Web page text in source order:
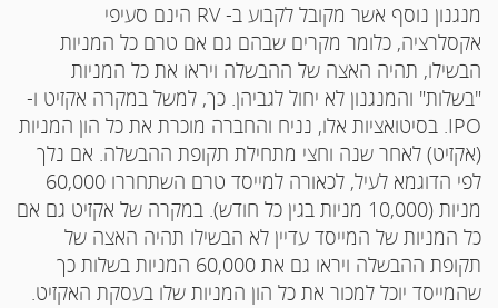
מנגנון נוסף אשר מקובל לקבוע ב- RV הינם סעיפי
אקסלרציה, כלומר מקרים שבהם גם אם טרם כל המניות
הבשילו, תהיה האצה של ההבשלה ויראו את כל המניות
"בשלות" והמנגנון לא יחול לגביהן. כך, למשל במקרה אקזיט ו-
IPO. בסיטואציות אלו, נניח והחברה מוכרת את כל הון המניות
(אקזיט) לאחר שנה וחצי מתחילת תקופת ההבשלה. אם נלך
לפי הדוגמא לעיל, לכאורה למייסד טרם השתחררו 60,000
מניות (10,000 מניות בגין כל חודש). במקרה של אקזיט גם אם
כל המניות של המייסד עדיין לא הבשילו תהיה האצה של
תקופת ההבשלה ויראו גם את 60,000 המניות בשלות כך
שהמייסד יוכל למכור את כל הון המניות שלו בעסקת האקזיט.